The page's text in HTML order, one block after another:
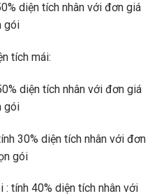
diện tích nhân với đơn giá
gói
tích mái:
diện tích nhân với đơn giá
gói
30% diện tích nhân với đơn
gói
tính 40% diện tích nhân với